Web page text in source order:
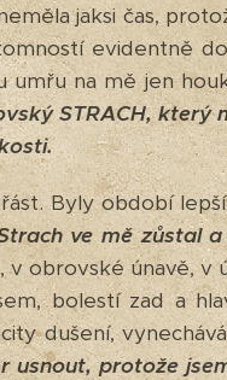
jaksi čas,
evidentně
umřu na mě jen
STRACH, který
Byly období
ve mě zůstal
v obrovské únavě,
bolestí zad a
dušení,
usnout, protože